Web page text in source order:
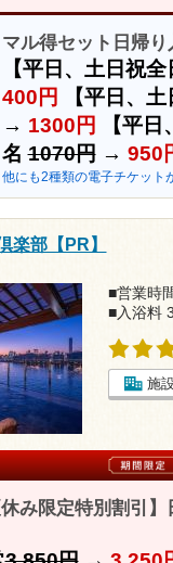
マル得セット日帰
【平日、土日祝
400円
【平日、
→ 1300円
【平
名1070円→ 950
他にも2種類の電子チケット
楽部【PR】
■営業時
■入浴料
施
休み限定特別割引